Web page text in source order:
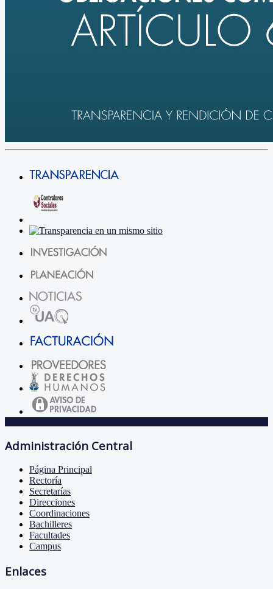
Administración Central
Página Principal
Rectoría
Secretarías
Direcciones
Coordinaciones
Bachilleres
Facultades
Campus
Enlaces